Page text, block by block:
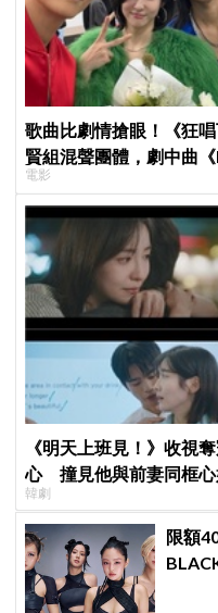
歌曲比劇情搶眼！《狂
賢組混聲團體，劇中曲
電影
《明天上班見！》收視
心 撞見他與前妻同框心
韓劇
限額